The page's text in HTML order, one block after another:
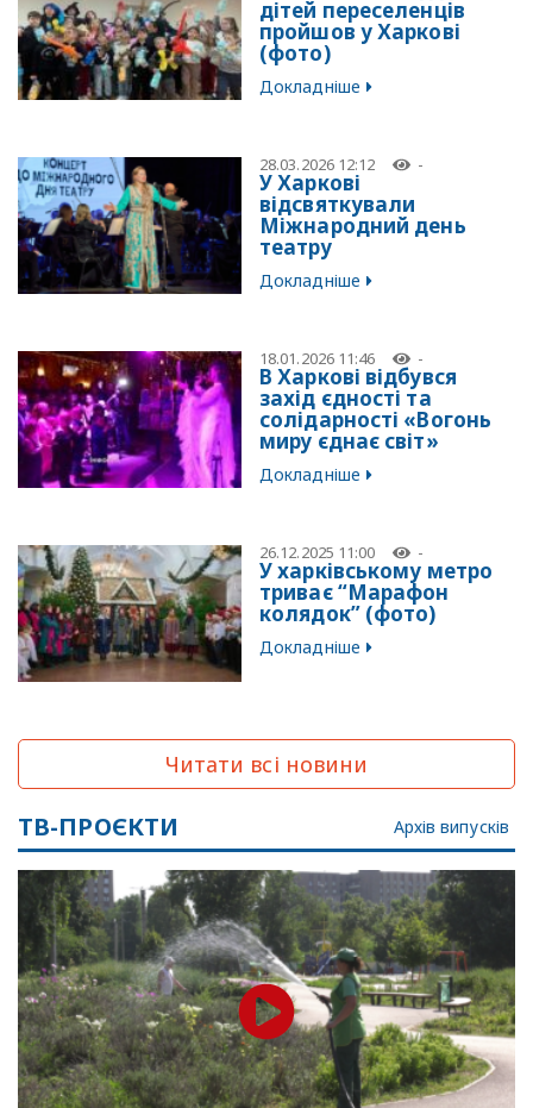
дітей переселенців
пройшов у Харкові
(фото)
Докладніше
28.03.2026 12:12 -
У Харкові
відсвяткували
Міжнародний день
театру
Докладніше
18.01.2026 11:46 -
В Харкові відбувся
захід єдності та
солідарності «Вогонь
миру єднає світ»
Докладніше
26.12.2025 11:00 -
У харківському метро
триває “Марафон
колядок” (фото)
Докладніше
Читати всі новини
ТВ-ПРОЄКТИ Архів випусків